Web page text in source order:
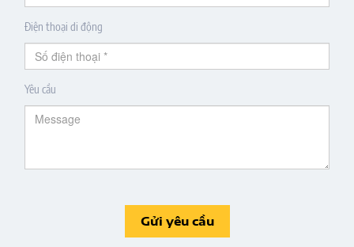
Điện thoại di động
Yêu cầu
Gửi yêu cầu